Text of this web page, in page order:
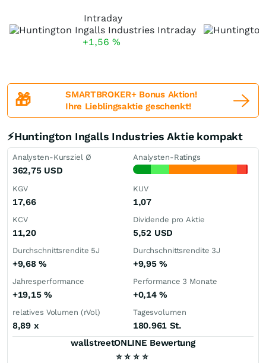
Intraday
+1,56 %
🎁
SMARTBROKER+ Bonus Aktion!
Ihre Lieblingsaktie geschenkt!
⚡Huntington Ingalls Industries Aktie kompakt
Analysten-Kursziel Ø
362,75 USD
Analysten-Ratings
KGV
17,66
KUV
1,07
KCV
11,20
Dividende pro Aktie
5,52 USD
Durchschnittsrendite 5J
+9,68%
Durchschnittsrendite 3J
+9,95%
Jahresperformance
+19,15 %
Performance 3 Monate
+0,14%
relatives Volumen (rVol)
8,89 x
Tagesvolumen
180.961 St.
wallstreetONLINE Bewertung
⭐ ⭐ ⭐ ⭐